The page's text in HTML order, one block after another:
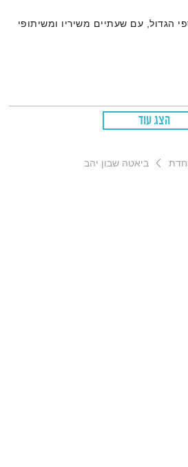
הגדול, עם שעתיים משיריו ומשיתופי
הצג עוד
ביאטה שבון יהב